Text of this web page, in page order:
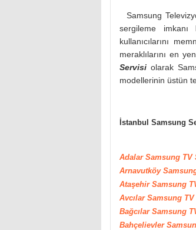
Samsung
sergileme
kullanıcılarını
meraklılarını en
Servisi olarak
modellerinin üstün
İstanbul Samsung
Adalar Samsung TV
Arnavutköy
Ataşehir Samsung
Avcılar Samsung
Bağcılar Samsung
Bahçelievler